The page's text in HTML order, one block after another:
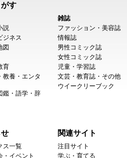
す
説
ジネス
図
育
教養・エンタ
鑑・語学・辞
雑誌
ファッション・美容誌
情報誌
男性コミック誌
女性コミック誌
児童・学習誌
文芸・教育誌・その他
ウイークリーブック
ス一覧
・イベント
関連サイト
注目サイト
学ぶ・育てる